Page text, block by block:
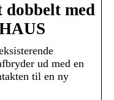
med
ud med en
til en ny